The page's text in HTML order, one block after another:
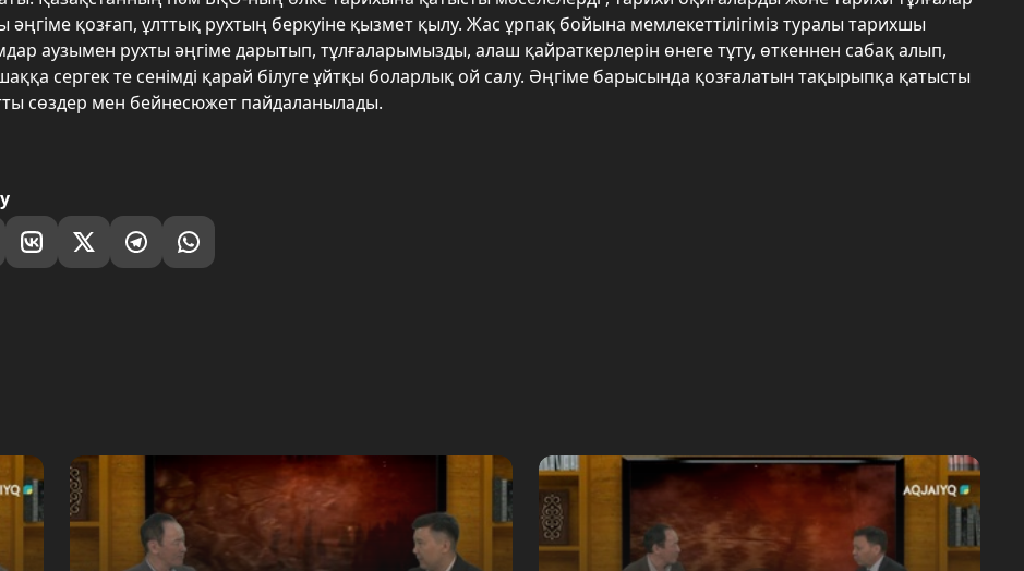
әңгіме қозғап, ұлттық рухтың беркуіне қызмет қылу. Жас ұрпақ бойына мемлекеттілігіміз туралы тарихшы
аузымен рухты әңгіме дарытып, тұлғаларымызды, алаш қайраткерлерін өнеге тұту, өткеннен сабақ алып,
сергек те сенімді қарай білуге ұйтқы боларлық ой салу. Әңгіме барысында қозғалатын тақырыпқа қатысты
сөздер мен бейнесюжет пайдаланылады.